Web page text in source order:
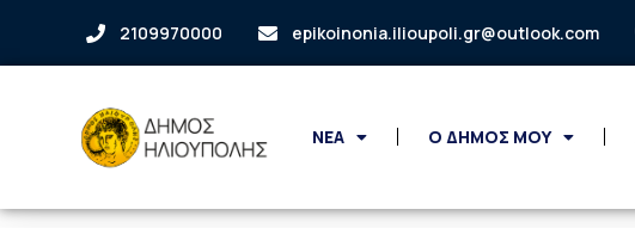
2109970000 epikoinonia.ilioupoli.gr@outlook.com
ΝΕΑ Ο ΔΗΜΟΣ ΜΟΥ